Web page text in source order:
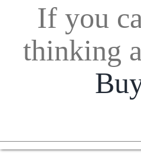
If you
thinking